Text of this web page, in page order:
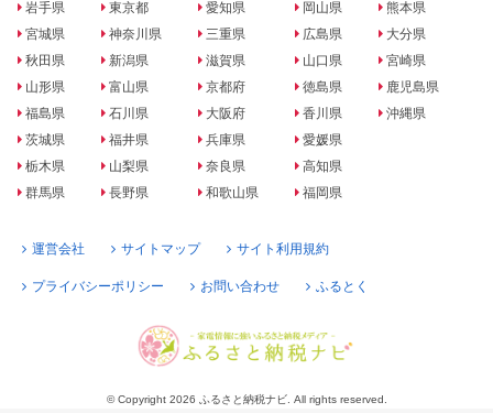
岩手県
宮城県
秋田県
山形県
福島県
茨城県
栃木県
群馬県
東京都
神奈川県
新潟県
富山県
石川県
福井県
山梨県
長野県
愛知県
三重県
滋賀県
京都府
大阪府
兵庫県
奈良県
和歌山県
岡山県
広島県
山口県
徳島県
香川県
愛媛県
高知県
福岡県
熊本県
大分県
宮崎県
鹿児島県
沖縄県
運営会社 サイトマップ サイト利用規約
プライバシーポリシー お問い合わせ ふるとく
© Copyright 2026 ふるさと納税ナビ. All rights reserved.